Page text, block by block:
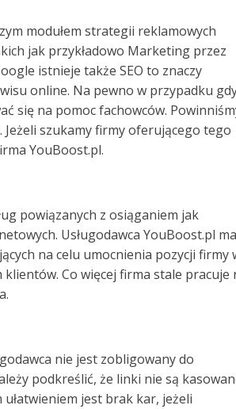
modułem strategii reklamowych
jak przykładowo Marketing przez
istnieje także SEO to znaczy
online. Na pewno w przypadku
się na pomoc fachowców.
szukamy firmy oferującego tego
YouBoost.pl.
powiązanych z osiąganiem jak
Usługodawca YouBoost.pl ma
na celu umocnienia pozycji firmy
Co więcej firma stale pracuje
nie jest zobligowany do
podkreślić, że linki nie są
jest brak kar, jeżeli